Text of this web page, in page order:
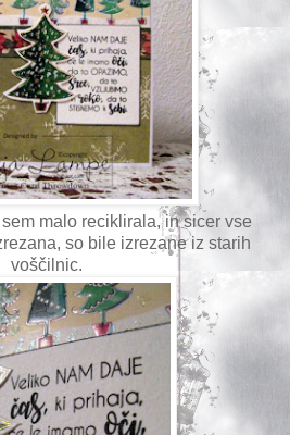
malo reciklirala, in sicer vse
so bile izrezane iz starih
voščilnic.